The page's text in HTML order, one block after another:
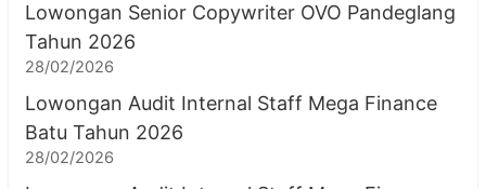
Lowongan Senior Copywriter OVO Pandeglang
Tahun 2026
28/02/2026
Lowongan Audit Internal Staff Mega Finance
Batu Tahun 2026
28/02/2026